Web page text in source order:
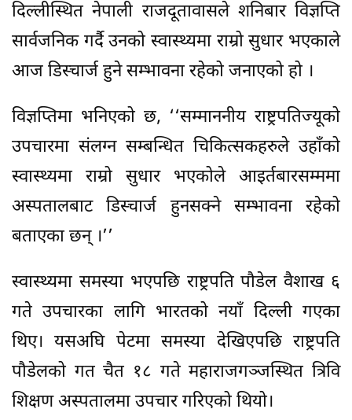
दिल्लीस्थित नेपाली राजदूतावासले शनिबार विज्ञप्ति
सार्वजनिक गर्दै उनको स्वास्थ्यमा राम्रो सुधार भएकाले
आज डिस्चार्ज हुने सम्भावना रहेको जनाएको हो ।
विज्ञप्तिमा भनिएको छ, ‘‘सम्माननीय राष्ट्रपतिज्यूको
उपचारमा संलग्न सम्बन्धित चिकित्सकहरुले उहाँको
स्वास्थ्यमा राम्रो सुधार भएकोले आइर्तबारसम्ममा
अस्पतालबाट डिस्चार्ज हुनसक्ने सम्भावना रहेको
बताएका छन् ।’’
स्वास्थ्यमा समस्या भएपछि राष्ट्रपति पौडेल वैशाख ६
गते उपचारका लागि भारतको नयाँ दिल्ली गएका
थिए। यसअघि पेटमा समस्या देखिएपछि राष्ट्रपति
पौडेलको गत चैत १८ गते महाराजगञ्जस्थित त्रिवि
शिक्षण अस्पतालमा उपचार गरिएको थियो।